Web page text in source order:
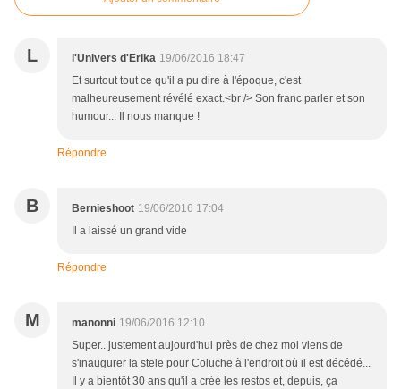
L l'Univers d'Erika 19/06/2016 18:47
Et surtout tout ce qu'il a pu dire à l'époque, c'est
malheureusement révélé exact.<br /> Son franc parler et son
humour... Il nous manque !
Répondre
B Bernieshoot 19/06/2016 17:04
Il a laissé un grand vide
Répondre
M manonni 19/06/2016 12:10
Super.. justement aujourd'hui près de chez moi viens de
s'inaugurer la stele pour Coluche à l'endroit où il est décédé...
Il y a bientôt 30 ans qu'il a créé les restos et, depuis, ça